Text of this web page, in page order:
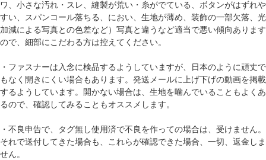
ワ、小さな汚れ・スレ、縫製が荒い・糸がでている、ボタンがはずれや
すい、スパンコール落ちる、におい、生地が薄め、装飾の一部欠落、光
加減による写真との色差など）写真と違うなど適当で悪い傾向あります
ので、細部にこだわる方は控えてください。
・ファスナーは入念に検品するようしていますが、日本のように頑丈で
もなく開きにくい場合もあります。発送メールに上げ下げの動画を掲載
するようしています。開かない場合は、生地を噛んでいることもよくあ
るので、確認してみることもオススメします。
・不良申告で、タグ無し使用済で不良を作っての場合は、受けません。
それで送付してきた場合も、これらが確認できた場合、一切、返金しま
せん。